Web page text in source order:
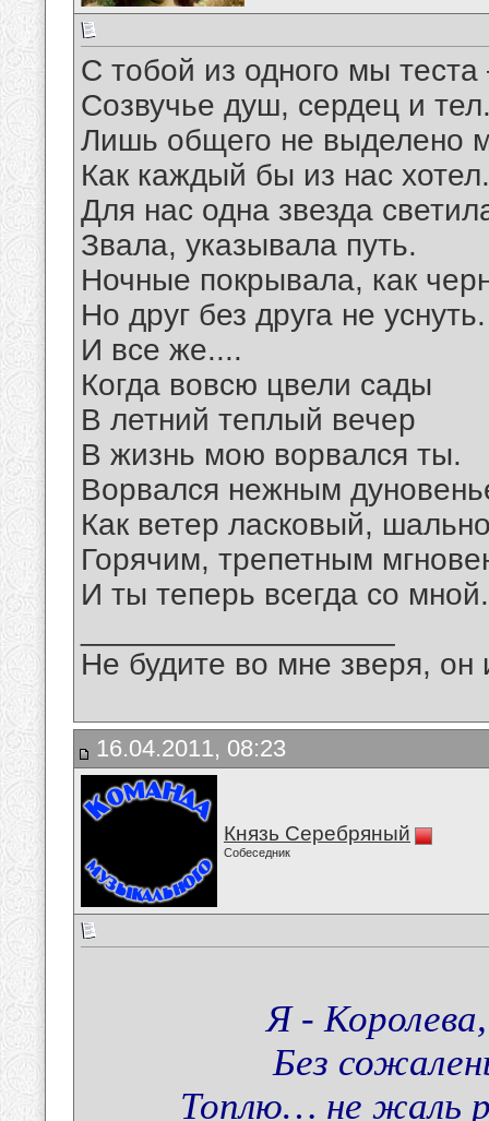
С тобой из одного мы теста
Созвучье душ, сердец и
Лишь общего не выделено
Как каждый бы из нас хотел.
Для нас одна звезда
Звала, указывала путь.
Ночные покрывала, как
Но друг без друга не уснуть.
И все же....
Когда вовсю цвели сады
В летний теплый вечер
В жизнь мою ворвался ты.
Ворвался нежным
Как ветер ласковый,
Горячим, трепетным
И ты теперь всегда со мной.
Не будите во мне зверя, он
16.04.2011, 08:23
Князь Серебряный
Собеседник
Я -
Без
Топлю… не жаль